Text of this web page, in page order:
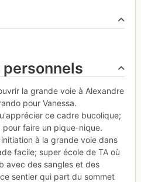
la grande voie à Alexandre
pour Vanessa.
ce cadre bucolique;
faire un pique-nique.
à la grande voie dans
facile; super école de TA où
avec des sangles et des
sentier qui part du sommet